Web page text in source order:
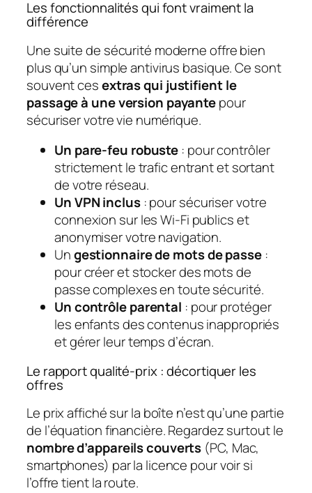
Les fonctionnalités qui font vraiment la
différence
Une suite de sécurité moderne offre bien
plus qu’un simple antivirus basique. Ce sont
souvent cesextras qui justifient le
passage à une version payantepour
sécuriser votre vie numérique.
Un pare-feu robuste : pour contrôler
strictement le trafic entrant et sortant
de votre réseau.
Un VPN inclus: pour sécuriser votre
connexion sur les Wi-Fi publics et
anonymiser votre navigation.
Ungestionnaire de mots de passe:
pour créer et stocker des mots de
passe complexes en toute sécurité.
Un contrôle parental : pour protéger
les enfants des contenus inappropriés
et gérer leur temps d’écran.
Le rapport qualité-prix : décortiquer les
offres
Le prix affiché sur la boîte n’est qu’une partie
de l’équation financière. Regardez surtout le
nombre d’appareils couverts (PC, Mac,
smartphones) par la licence pour voir si
l’offre tient la route.